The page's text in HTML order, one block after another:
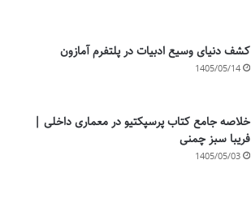
کشف دنیای وسیع ادبیات در پلتفرم آمازون
1405/05/14
خلاصه جامع کتاب پرسپکتیو در معماری داخلی |
فریبا سبز چمنی
1405/05/03